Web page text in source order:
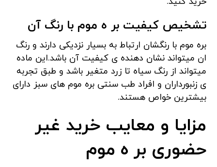
تشخیص کیفیت بر ه موم با رنگ آن
بره موم با رنگشان ارتباط به بسیار نزدیکی دارند و رنگ
ان میتواند نشان دهنده ی کیفیت آن باشد.این ماده
میتواند از رنگ سیاه تا زرد متغیر باشد و طبق تجربه
ی زنبورداران و افراد طب سنتی بره موم های سبز دارای
بیشترین خواص هستند.
مزایا و معایب خرید غیر
حضوری بر ه موم